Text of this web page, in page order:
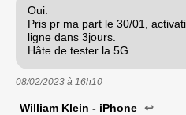
Oui.
Pris pr ma part le 30/01,
ligne dans 3jours.
Hâte de tester la 5G
08/02/2023 à 16h10
William Klein - iPhone ↩